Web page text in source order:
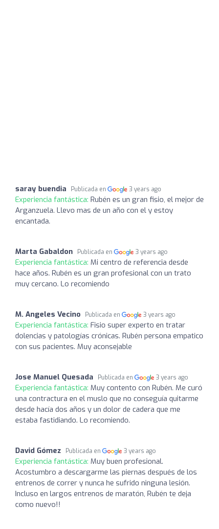
saray buendia Publicada en 3 years ago
Experiencia fantástica: Rubén es un gran fisio, el mejor de
Arganzuela. Llevo mas de un año con el y estoy
encantada.
Marta Gabaldon Publicada en 3 years ago
Experiencia fantástica: Mi centro de referencia desde
hace años. Rubén es un gran profesional con un trato
muy cercano. Lo recomiendo
M. Angeles Vecino Publicada en 3 years ago
Experiencia fantástica: Fisio super experto en tratar
dolencias y patologías crónicas. Rubén persona empatico
con sus pacientes. Muy aconsejable
Jose Manuel Quesada Publicada en 3 years ago
Experiencia fantástica: Muy contento con Rubén. Me curó
una contractura en el muslo que no conseguía quitarme
desde hacía dos años y un dolor de cadera que me
estaba fastidiando. Lo recomiendo.
David Gómez Publicada en 3 years ago
Experiencia fantástica: Muy buen profesional.
Acostumbro a descargarme las piernas después de los
entrenos de correr y nunca he sufrido ninguna lesión.
Incluso en largos entrenos de maratón, Rubén te deja
como nuevo!!